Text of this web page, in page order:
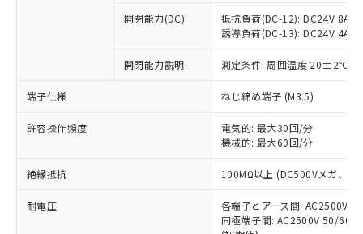
開閉能力(DC)
抵抗負荷(DC-12): DC24V 8A/
誘導負荷(DC-13): DC24V 4A/
開閉能力説明 測定条件: 周囲温度 20±2℃、
端子仕様 ねじ締め端子 (M3.5)
許容操作頻度
電気的: 最大30回/分
機械的: 最大60回/分
絶縁抵抗 100MΩ以上 (DC500Vメガ、点
耐電圧
各端子とアース間: AC2500V
同極端子間: AC2500V 50/
本サービスは、当社制御機器事業取扱
商品の当社在庫状況および標準価格
(税抜)を提供させていただくもので
当社制御機器事業取扱商品の中には、
ことをご了承ください。
在庫状況および標準価格照会結果は、
記載している更新日時点での社内デー
タに基づき作成されるものであり、閲
覧された時点での実際の在庫および標
準価格とは異なる場合があることをご
調査・確認中：EU RoHS指令（10物質）の
非含有の対応状況を調査中または確認中の
非該当品：ライセンス料など無形物で、有
害物質有無と関係のない商品です。
仕入先様の事情により、非含有部品として
いたものが、含有品と判明した場合などや
むを得ず変更することがあります。
*EU RoHS指令（10物質）：
鉛(Pb) 1000ppm以下、 水銀(Hg) 1000ppm以下、 カド
六価クロム(Cr(Ⅵ)) 1000ppm以下、ポリ臭化ビフェニル
類(PBB) 1000ppm以下、ポリ臭化ジフェニルエーテル類
「○」：最大均質材料含有率が中国RoHSの
基準値以下であることを示します。
「×」：最大均質材料含有率が中国RoHSの
基準値を超えていることを示します。
「－」：未確認です。当社販売部門へお問
*中国RoHS10物質の基準値 (GB/T26572)：
Pb(鉛) :1000ppm、 Hg(水銀) : 1000ppm、 Cd(カドミウ
Cr(Ⅵ)(六価クロム) : 1000ppm、 PBBs(ポリ臭化ビフェ
当社は、これら貴社製品のうち、外国
為替および外国貿易法に定める商品
または国外への提供する場合は、日本
国政府の輸出許可(または役務取引許
可)を取得するなどの必要な手続きを